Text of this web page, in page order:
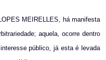
MEIRELLES, há manifesta
aquela, ocorre dentro
público, já esta é levada